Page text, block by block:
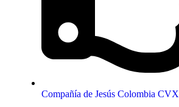
Compañía de Jesús Colombia CVX